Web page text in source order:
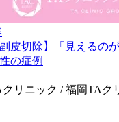
クリニック / 福岡TAク